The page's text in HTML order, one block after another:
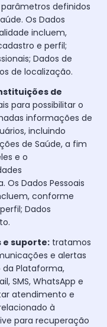
definidos
Os Dados
incluem,
e perfil;
Dados de
de localização.
de
para possibilitar o
informações de
incluindo
de Saúde, a fim
e o
Dados Pessoais
conforme
Dados
e suporte: tratamos
e alertas
Plataforma,
SMS, WhatsApp e
atendimento e
à
para recuperação